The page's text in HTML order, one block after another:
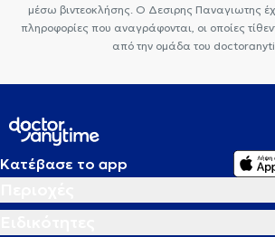
μέσω βιντεοκλήσης. Ο Δεσιρης Παναγιωτης
πληροφορίες που αναγράφονται, οι οποίες
από την ομάδα του
Κατέβασε το app